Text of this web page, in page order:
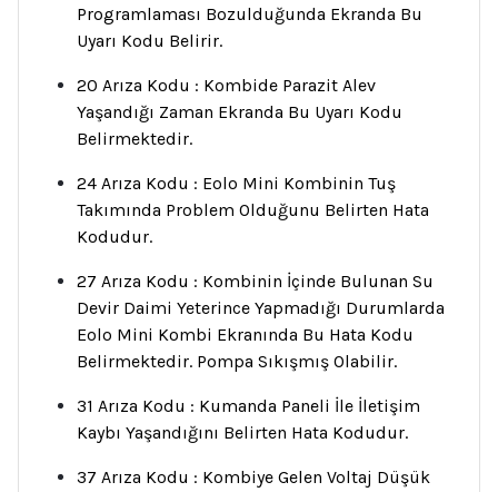
Programlaması Bozulduğunda Ekranda Bu
Uyarı Kodu Belirir.
20 Arıza Kodu : Kombide Parazit Alev
Yaşandığı Zaman Ekranda Bu Uyarı Kodu
Belirmektedir.
24 Arıza Kodu : Eolo Mini Kombinin Tuş
Takımında Problem Olduğunu Belirten Hata
Kodudur.
27 Arıza Kodu : Kombinin İçinde Bulunan Su
Devir Daimi Yeterince Yapmadığı Durumlarda
Eolo Mini Kombi Ekranında Bu Hata Kodu
Belirmektedir. Pompa Sıkışmış Olabilir.
31 Arıza Kodu : Kumanda Paneli İle İletişim
Kaybı Yaşandığını Belirten Hata Kodudur.
37 Arıza Kodu : Kombiye Gelen Voltaj Düşük